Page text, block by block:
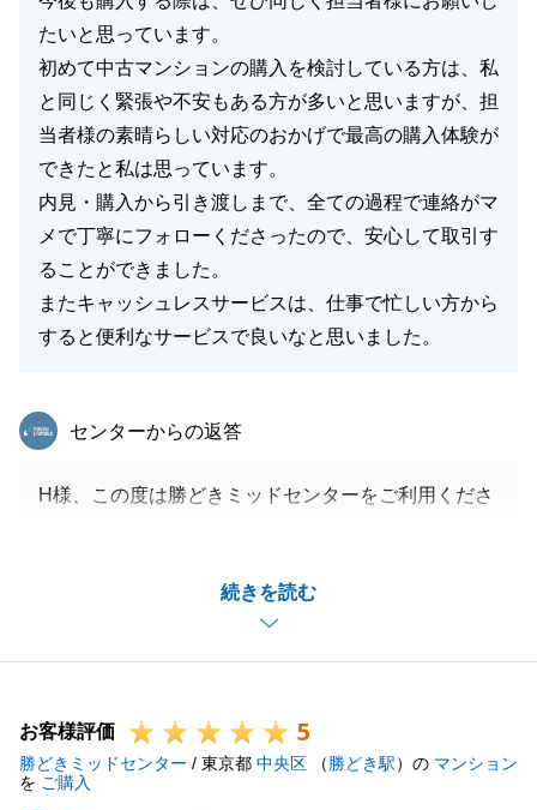
たいと思っています。
初めて中古マンションの購入を検討している方は、私
と同じく緊張や不安もある方が多いと思いますが、担
当者様の素晴らしい対応のおかげで最高の購入体験が
できたと私は思っています。
内見・購入から引き渡しまで、全ての過程で連絡がマ
メで丁寧にフォローくださったので、安心して取引す
ることができました。
またキャッシュレスサービスは、仕事で忙しい方から
すると便利なサービスで良いなと思いました。
続きを読む
東急リバブル
センターからの返答
H様、この度は勝どきミッドセンターをご利用くださ
だけたこと、担当者としても非常に嬉しい限りです。
最高の購入体験というお言葉、感激しております。
キャッシュレスサービスにつきましても決済時にご不
様にも大変喜んでいただけるサービスです。
今後も何かありましたら是非東急リバブルをご利用い
ただけますと幸いです。
お客様評価 5
勝どきミッドセンター / 東京都 中央区 （ 勝どき駅）の マンション
を ご購入